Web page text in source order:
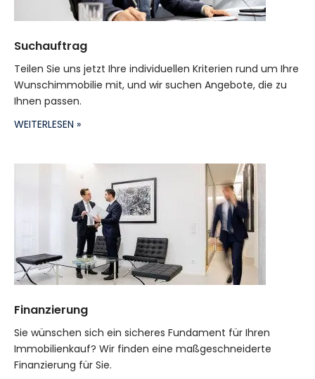
Suchauftrag
Teilen Sie uns jetzt Ihre individuellen Kriterien rund um Ihre
Wunschimmobilie mit, und wir suchen Angebote, die zu
Ihnen passen.
WEITERLESEN »
Finanzierung
Sie wünschen sich ein sicheres Fundament für Ihren
Immobilienkauf? Wir finden eine maßgeschneiderte
Finanzierung für Sie.